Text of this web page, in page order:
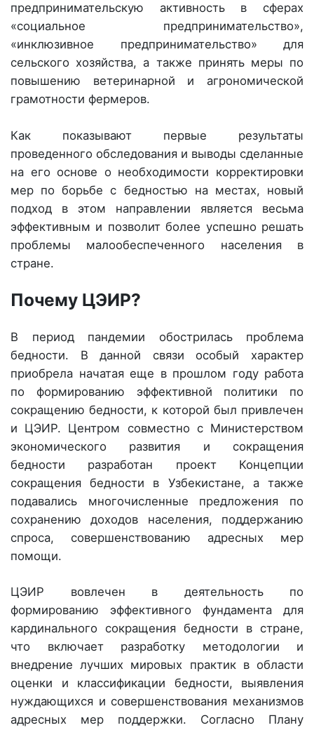
предпринимательскую активность в сферах
«социальное предпринимательство»,
«инклюзивное предпринимательство» для
сельского хозяйства, а также принять меры по
повышению ветеринарной и агрономической
грамотности фермеров.
Как показывают первые результаты
проведенного обследования и выводы сделанные
на его основе о необходимости корректировки
мер по борьбе с бедностью на местах, новый
подход в этом направлении является весьма
эффективным и позволит более успешно решать
проблемы малообеспеченного населения в
стране.
Почему ЦЭИР?
В период пандемии обострилась проблема
бедности. В данной связи особый характер
приобрела начатая еще в прошлом году работа
по формированию эффективной политики по
сокращению бедности, к которой был привлечен
и ЦЭИР. Центром совместно с Министерством
экономического развития и сокращения
бедности разработан проект Концепции
сокращения бедности в Узбекистане, а также
подавались многочисленные предложения по
сохранению доходов населения, поддержанию
спроса, совершенствованию адресных мер
помощи.
ЦЭИР вовлечен в деятельность по
формированию эффективного фундамента для
кардинального сокращения бедности в стране,
что включает разработку методологии и
внедрение лучших мировых практик в области
оценки и классификации бедности, выявления
нуждающихся и совершенствования механизмов
адресных мер поддержки. Согласно Плану